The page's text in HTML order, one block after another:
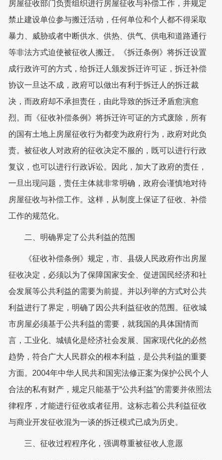
房屋征收部门负责组织进行房屋征收与补偿工作，并规定
禁止建设单位参与搬迁活动，任何单位和个人都不得采取
暴力、威胁或者中断供水、供热、供气、供电和道路通行
等非法方式迫使被征收人搬迁。《拆迁条例》将拆迁设置
成行政许可的方式，给拆迁人颁发拆迁许可证，拆迁补偿
协议一旦达不成，政府可以做出有利于拆迁人的拆迁裁
决，而政府却不承担责任，由此导致的拆迁矛盾愈演愈
烈。而《征收补偿条例》将拆迁许可证的方式废除，所有
的国有土地上房屋征收行为都变为政府行为，政府对此负
责。被征收人对政府的征收决定不服的，既可以进行行政
复议，也可以进行行政诉讼。因此，加大了政府的责任，
一旦出现问题，责任主体就非常明确，政府会谨慎地对待
房屋征收与补偿工作。这样，从制度上保证了征收、补偿
工作的规范化。
二、明确界定了公共利益的范围
《征收补偿条例》规定，市、县级人民政府作出房屋
征收决定，必须以为了保障国家安全、促进国民经济和社
会发展等公共利益的需要为前提。并以列举的方式对公共
利益进行了界定，明确了因公共利益征收的范围。征收城
市房屋必须基于公共利益的需要，就我国的具体国情而
言，工业化、城镇化是经济社会发展、国家现代化的必然
趋势，符合广大人民群众的根本利益，是公共利益的重要
方面。2004年中华人民共和国宪法修正案为保护公民个人
合法的私有财产，规定只能基于“公共利益”的需要并依照法
律程序，才能进行征收或者征用。这标志着公共利益征收
与商业开发征收混为一谈的拆迁模式已成为历史。
三、征收过程程序化，强调尊重被征收人意愿